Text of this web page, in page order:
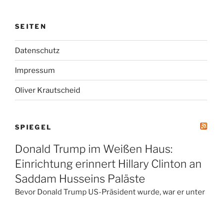
SEITEN
Datenschutz
Impressum
Oliver Krautscheid
SPIEGEL
Donald Trump im Weißen Haus:
Einrichtung erinnert Hillary Clinton an
Saddam Husseins Paläste
Bevor Donald Trump US-Präsident wurde, war er unter